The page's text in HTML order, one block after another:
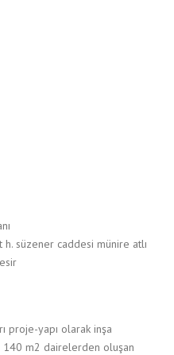
süzener caddesi münire atlı
proje-yapı olarak inşa
140 m2 dairelerden oluşan